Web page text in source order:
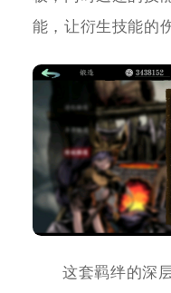
能，让衍生技能的
这套羁绊的深